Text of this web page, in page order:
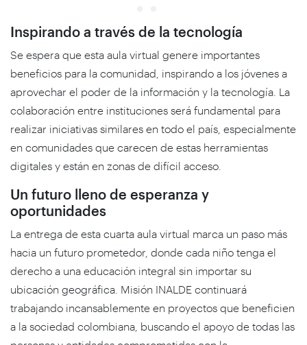
Inspirando a través de la tecnología
Se espera que esta aula virtual genere importantes
beneficios para la comunidad, inspirando a los jóvenes a
aprovechar el poder de la información y la tecnología. La
colaboración entre instituciones será fundamental para
realizar iniciativas similares en todo el país, especialmente
en comunidades que carecen de estas herramientas
digitales y están en zonas de difícil acceso.
Un futuro lleno de esperanza y
oportunidades
La entrega de esta cuarta aula virtual marca un paso más
hacia un futuro prometedor, donde cada niño tenga el
derecho a una educación integral sin importar su
ubicación geográfica. Misión INALDE continuará
trabajando incansablemente en proyectos que beneficien
a la sociedad colombiana, buscando el apoyo de todas las